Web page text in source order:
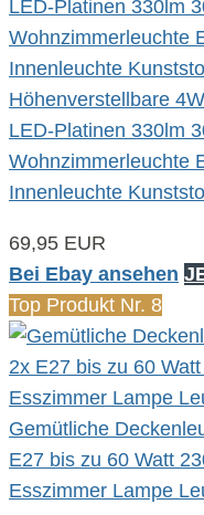
Höhenverstellbare
LED-Platinen 330lm
Wohnzimmerleuchte
Innenleuchte
69,95 EUR
Bei Ebay ansehen
Top Produkt Nr. 8
Gemütliche
E27 bis zu 60 Watt
Esszimmer Lampe